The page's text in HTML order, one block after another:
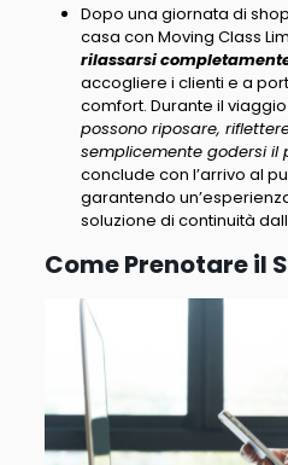
Dopo una giornata di
casa con Moving Class
rilassarsi
accogliere i clienti e a
comfort. Durante il
possono riposare,
semplicemente godersi il
conclude con l’arrivo al
garantendo
soluzione di continuità
Come Prenotare il